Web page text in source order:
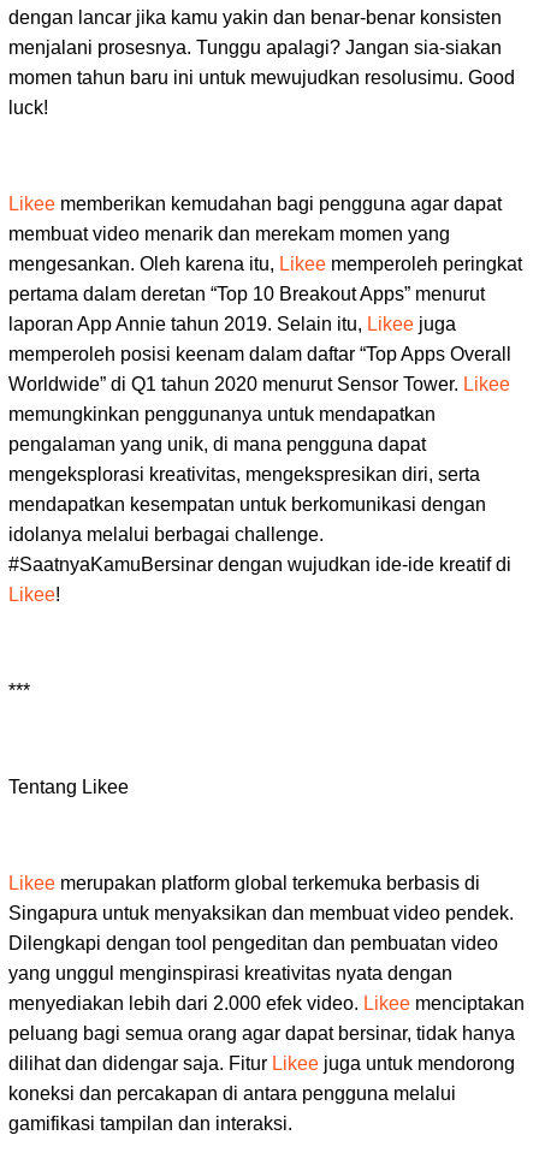
dengan lancar jika kamu yakin dan benar-benar konsisten
menjalani prosesnya. Tunggu apalagi? Jangan sia-siakan
momen tahun baru ini untuk mewujudkan resolusimu. Good
luck!
Likee memberikan kemudahan bagi pengguna agar dapat
membuat video menarik dan merekam momen yang
mengesankan. Oleh karena itu, Likee memperoleh peringkat
pertama dalam deretan “Top 10 Breakout Apps” menurut
laporan App Annie tahun 2019. Selain itu, Likee juga
memperoleh posisi keenam dalam daftar “Top Apps Overall
Worldwide” di Q1 tahun 2020 menurut Sensor Tower. Likee
memungkinkan penggunanya untuk mendapatkan
pengalaman yang unik, di mana pengguna dapat
mengeksplorasi kreativitas, mengekspresikan diri, serta
mendapatkan kesempatan untuk berkomunikasi dengan
idolanya melalui berbagai challenge.
#SaatnyaKamuBersinar dengan wujudkan ide-ide kreatif di
Likee!
***
Tentang Likee
Likee merupakan platform global terkemuka berbasis di
Singapura untuk menyaksikan dan membuat video pendek.
Dilengkapi dengan tool pengeditan dan pembuatan video
yang unggul menginspirasi kreativitas nyata dengan
menyediakan lebih dari 2.000 efek video. Likee menciptakan
peluang bagi semua orang agar dapat bersinar, tidak hanya
dilihat dan didengar saja. Fitur Likee juga untuk mendorong
koneksi dan percakapan di antara pengguna melalui
gamifikasi tampilan dan interaksi.